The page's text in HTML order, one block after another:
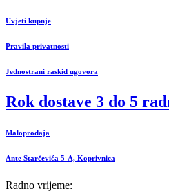
Uvjeti kupnje
Pravila privatnosti
Jednostrani raskid ugovora
Rok dostave 3 do 5
Maloprodaja
Ante Starčevića 5-A, Koprivnica
Radno vrijeme: